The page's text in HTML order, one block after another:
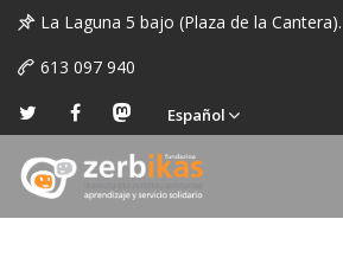
La Laguna 5 bajo (Plaza de la
613 097 940
Español